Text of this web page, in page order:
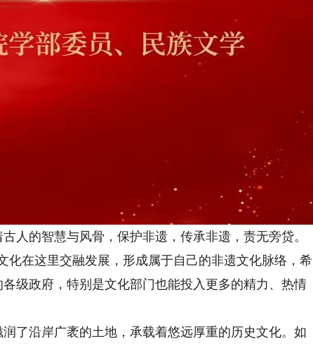
的智慧与风骨，保护非遗，传承非遗，责无旁贷。
化在这里交融发展，形成属于自己的非遗文化脉络，希
级政府，特别是文化部门也能投入更多的精力、热情
沿岸广袤的土地，承载着悠远厚重的历史文化。如